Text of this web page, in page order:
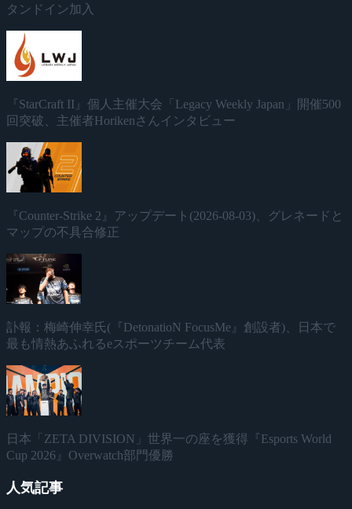
タンドイン加入
『StarCraft II』個人主催大会「Legacy Weekly Japan」開催500
回突破、主催者Horikenさんインタビュー
『Counter-Strike 2』アップデート(2026-08-03)、グレネードと
マップの不具合修正
訃報：梅崎伸幸氏(『DetonatioN FocusMe』創設者)、日本で
最も情熱あふれるeスポーツチーム代表
日本「ZETA DIVISION」世界一の座を獲得『Esports World
Cup 2026』Overwatch部門優勝
人気記事